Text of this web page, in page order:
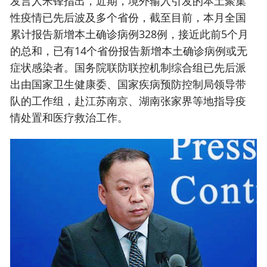
性疫情已先后波及多个省份，截至目前，本月全国
累计报告新增本土确诊病例328例，接近此前5个月
的总和，已有14个省份报告新增本土确诊病例或无
症状感染者。国务院联防联控机制综合组已先后派
出由国家卫生健康委、国家疾病预防控制局领导带
队的工作组，赴江苏南京、湖南张家界等地指导疫
情处置和医疗救治工作。